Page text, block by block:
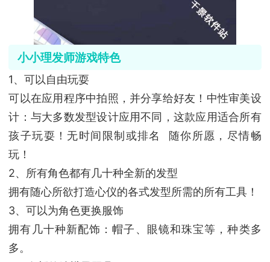
小小理发师游戏特色
1、可以自由玩耍
可以在应用程序中拍照，并分享给好友！中性审美设
计：与大多数发型设计应用不同，这款应用适合所有
孩子玩耍！无时间限制或排名 随你所愿，尽情畅
玩！
2、所有角色都有几十种全新的发型
拥有随心所欲打造心仪的各式发型所需的所有工具！
3、可以为角色更换服饰
拥有几十种新配饰：帽子、眼镜和珠宝等，种类多
多。